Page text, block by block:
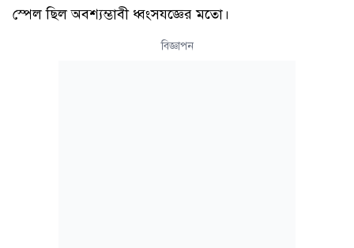
স্পেল ছিল অবশ্যম্ভাবী ধ্বংসযজ্ঞের মতো।
বিজ্ঞাপন